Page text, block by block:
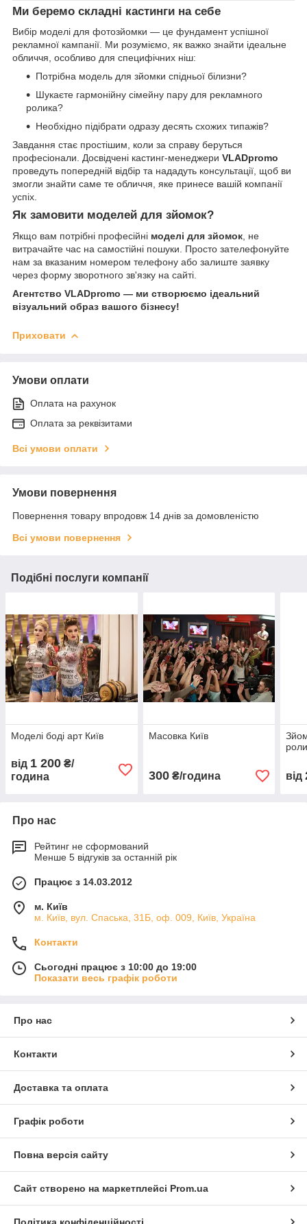
Ми беремо складні кастинги на себе
Вибір моделі для фотозйомки — це фундамент успішної
рекламної кампанії. Ми розуміємо, як важко знайти ідеальне
обличчя, особливо для специфічних ніш:
Потрібна модель для зйомки спідньої білизни?
Шукаєте гармонійну сімейну пару для рекламного
ролика?
Необхідно підібрати одразу десять схожих типажів?
Завдання стає простішим, коли за справу беруться
професіонали. Досвідчені кастинг-менеджери VLADpromo
проведуть попередній відбір та нададуть консультації, щоб ви
змогли знайти саме те обличчя, яке принесе вашій компанії
успіх.
Як замовити моделей для зйомок?
Якщо вам потрібні професійні моделі для зйомок , не
витрачайте час на самостійні пошуки. Просто зателефонуйте
нам за вказаним номером телефону або залиште заявку
через форму зворотного зв'язку на сайті.
Агентство VLADpromo — ми створюємо ідеальний
візуальний образ вашого бізнесу!
Приховати
Умови оплати
Оплата на рахунок
Оплата за реквізитами
Всі умови оплати
Умови повернення
Повернення товару впродовж 14 днів за домовленістю
Всі умови повернення
Подібні послуги компанії
Моделі боді арт Київ
від 1 200 ₴/
година
Масовка Київ
300₴/година від
Про нас
Рейтинг не сформований
Менше 5 відгуків за останній рік
Працює з 14.03.2012
м. Київ
м. Київ, вул. Спаська, 31Б, оф. 009, Київ, Україна
Контакти
Сьогодні працює з 10:00 до 19:00
Показати весь графік роботи
Про нас
Контакти
Доставка та оплата
Графік роботи
Повна версія сайту
Сайт створено на маркетплейсі Prom.ua